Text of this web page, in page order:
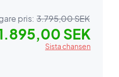
pris: 3.795,00 SEK
SEK
Sista chansen